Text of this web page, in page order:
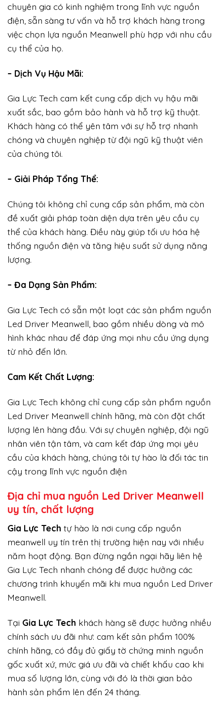
chuyên gia có kinh nghiệm trong lĩnh vực nguồn
điện, sẵn sàng tư vấn và hỗ trợ khách hàng trong
việc chọn lựa nguồn Meanwell phù hợp với nhu cầu
cụ thể của họ.
– Dịch Vụ Hậu Mãi:
Gia Lực Tech cam kết cung cấp dịch vụ hậu mãi
xuất sắc, bao gồm bảo hành và hỗ trợ kỹ thuật.
Khách hàng có thể yên tâm với sự hỗ trợ nhanh
chóng và chuyên nghiệp từ đội ngũ kỹ thuật viên
của chúng tôi.
– Giải Pháp Tổng Thể:
Chúng tôi không chỉ cung cấp sản phẩm, mà còn
đề xuất giải pháp toàn diện dựa trên yêu cầu cụ
thể của khách hàng. Điều này giúp tối ưu hóa hệ
thống nguồn điện và tăng hiệu suất sử dụng năng
lượng.
– Đa Dạng Sản Phẩm:
Gia Lực Tech có sẵn một loạt các sản phẩm nguồn
Led Driver Meanwell, bao gồm nhiều dòng và mô
hình khác nhau để đáp ứng mọi nhu cầu ứng dụng
từ nhỏ đến lớn.
Cam Kết Chất Lượng:
Gia Lực Tech không chỉ cung cấp sản phẩm nguồn
Led Driver Meanwell chính hãng, mà còn đặt chất
lượng lên hàng đầu. Với sự chuyên nghiệp, đội ngũ
nhân viên tận tâm, và cam kết đáp ứng mọi yêu
cầu của khách hàng, chúng tôi tự hào là đối tác tin
cậy trong lĩnh vực nguồn điện
Địa chỉ mua nguồn Led Driver Meanwell
uy tín, chất lượng
Gia Lực Tech tự hào là nơi cung cấp nguồn
meanwell uy tín trên thị trường hiện nay với nhiều
năm hoạt động. Bạn đừng ngần ngại hãy liên hệ
Gia Lực Tech nhanh chóng để được hưởng các
chương trình khuyến mãi khi mua nguồn Led Driver
Meanwell.
Tại Gia Lực Tech khách hàng sẽ được hưởng nhiều
chính sách ưu đãi như: cam kết sản phẩm 100%
chính hãng, có đầy đủ giấy tờ chứng minh nguồn
gốc xuất xứ, mức giá ưu đãi và chiết khấu cao khi
mua số lượng lớn, cùng với đó là thời gian bảo
hành sản phẩm lên đến 24 tháng.